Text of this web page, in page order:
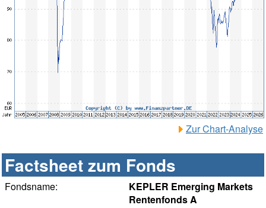
Zur Chart-Analyse
Factsheet zum Fonds
Fondsname:
KEPLER Emerging Markets
Rentenfonds A